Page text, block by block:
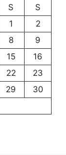
S
S
1
2
8
9
15
16
22
23
29
30